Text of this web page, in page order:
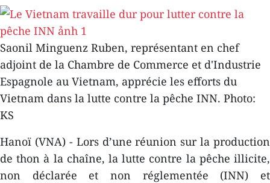
Saonil Minguenz Ruben, représentant en chef
adjoint de la Chambre de Commerce et d'Industrie
Espagnole au Vietnam, apprécie les efforts du
Vietnam dans la lutte contre la pêche INN. Photo:
KS
Hanoï (VNA) - Lors d’une réunion sur la production
de thon à la chaîne, la lutte contre la pêche illicite,
non déclarée et non réglementée (INN) et